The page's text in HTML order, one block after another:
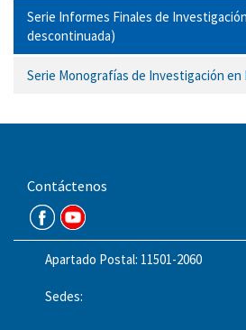
Serie Informes Finales de
descontinuada)
Serie Monografías de Investigación en
Contáctenos
Apartado Postal: 11501-2060
Sedes: